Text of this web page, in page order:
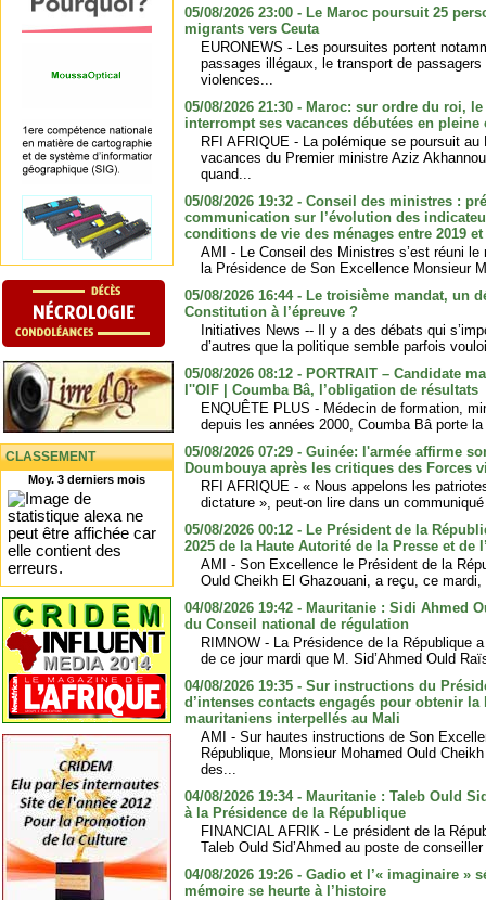
CLASSEMENT
Moy. 3 derniers mois
05/08/2026 23:00 - Le Maroc poursuit 25
migrants vers Ceuta
EURONEWS - Les poursuites portent
passages illégaux, le transport de
violences...
05/08/2026 21:30 - Maroc: sur ordre du roi,
interrompt ses vacances débutées en
RFI AFRIQUE - La polémique se poursuit
vacances du Premier ministre Aziz
quand...
05/08/2026 19:32 - Conseil des ministres :
communication sur l’évolution des
conditions de vie des ménages entre 2019 et
AMI - Le Conseil des Ministres s’est réuni
la Présidence de Son Excellence Monsieur
05/08/2026 16:44 - Le troisième mandat, un
Constitution à l’épreuve ?
Initiatives News -- Il y a des débats qui
d’autres que la politique semble parfois
05/08/2026 08:12 - PORTRAIT – Candidate
l''OIF | Coumba Bâ, l’obligation de résultats
ENQUÊTE PLUS - Médecin de formation,
depuis les années 2000, Coumba Bâ porte
05/08/2026 07:29 - Guinée: l'armée affirme
Doumbouya après les critiques des Forces
RFI AFRIQUE - « Nous appelons les
dictature », peut-on lire dans un
05/08/2026 00:12 - Le Président de la
2025 de la Haute Autorité de la Presse et de
AMI - Son Excellence le Président de la
Ould Cheikh El Ghazouani, a reçu, ce
04/08/2026 19:42 - Mauritanie : Sidi Ahmed
du Conseil national de régulation
RIMNOW - La Présidence de la République
de ce jour mardi que M. Sid’Ahmed Ould
04/08/2026 19:35 - Sur instructions du
d’intenses contacts engagés pour obtenir
mauritaniens interpellés au Mali
AMI - Sur hautes instructions de Son
République, Monsieur Mohamed Ould
des...
04/08/2026 19:34 - Mauritanie : Taleb Ould
à la Présidence de la République
FINANCIAL AFRIK - Le président de la
Taleb Ould Sid’Ahmed au poste de
04/08/2026 19:26 - Gadio et l’« imaginaire »
mémoire se heurte à l’histoire